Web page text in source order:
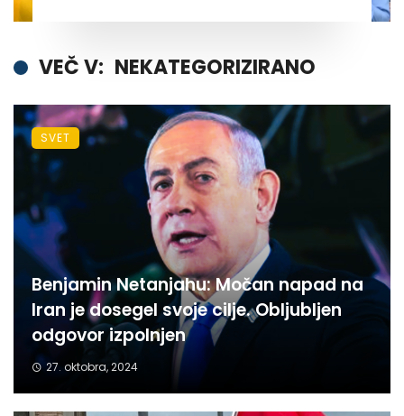
VEČ V: NEKATEGORIZIRANO
Benjamin Netanjahu: Močan napad na
Iran je dosegel svoje cilje. Obljubljen
odgovor izpolnjen
27. oktobra, 2024
SVET